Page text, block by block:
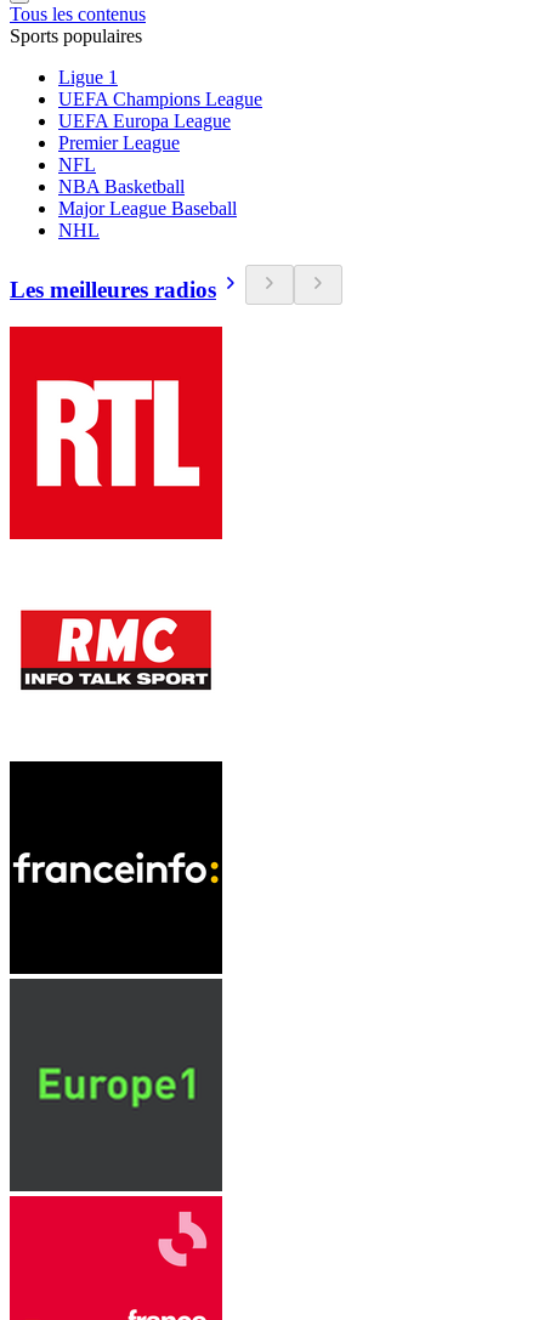
Tous les contenus
Sports populaires
Ligue 1
UEFA Champions League
UEFA Europa League
Premier League
NFL
NBA Basketball
Major League Baseball
NHL
Les meilleures radios